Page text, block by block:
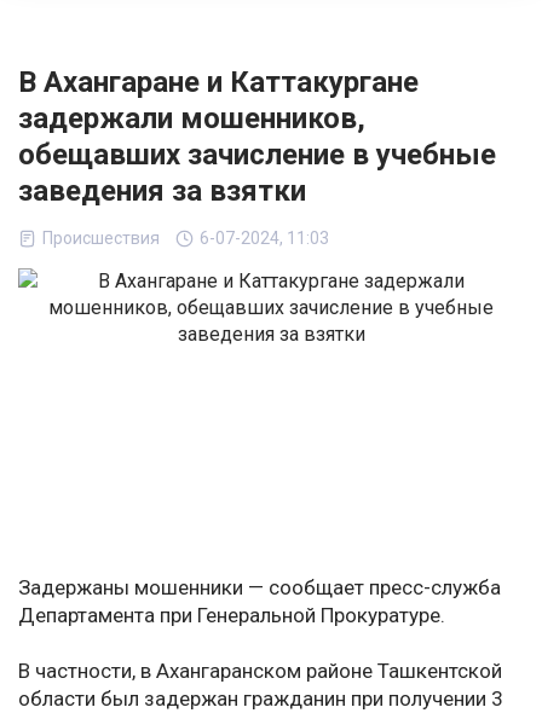
В Ахангаране и Каттакургане
задержали мошенников,
обещавших зачисление в учебные
заведения за взятки
Происшествия 6-07-2024, 11:03
Задержаны мошенники — сообщает пресс-служба
Департамента при Генеральной Прокуратуре.
В частности, в Ахангаранском районе Ташкентской
области был задержан гражданин при получении 3